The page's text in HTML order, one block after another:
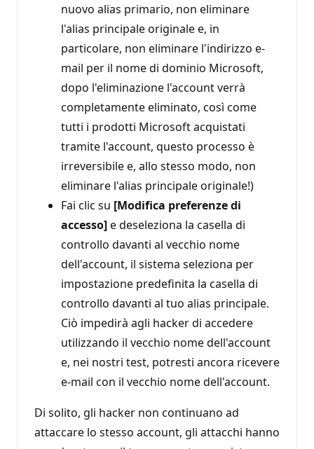
nuovo alias primario, non eliminare
l'alias principale originale e, in
particolare, non eliminare l'indirizzo e-
mail per il nome di dominio Microsoft,
dopo l'eliminazione l'account verrà
completamente eliminato, così come
tutti i prodotti Microsoft acquistati
tramite l'account, questo processo è
irreversibile e, allo stesso modo, non
eliminare l'alias principale originale!)
Fai clic su [Modifica preferenze di
accesso]e deseleziona la casella di
controllo davanti al vecchio nome
dell'account, il sistema seleziona per
impostazione predefinita la casella di
controllo davanti al tuo alias principale.
Ciò impedirà agli hacker di accedere
utilizzando il vecchio nome dell'account
e, nei nostri test, potresti ancora ricevere
e-mail con il vecchio nome dell'account.
Di solito, gli hacker non continuano ad
attaccare lo stesso account, gli attacchi hanno